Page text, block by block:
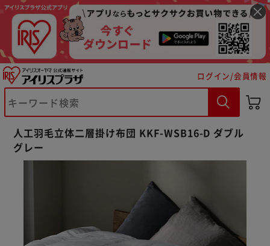
ログイン/会員情報
人工羽毛立体二層掛け布団 KKF-WSB16-D ダブル
グレー
※ご確認ください